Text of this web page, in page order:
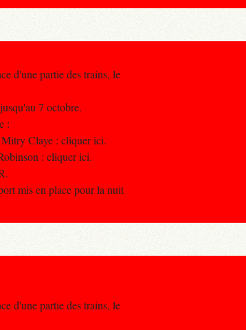
d'une partie des trains, le
7 octobre.
:
Claye : cliquer ici.
: cliquer ici.
mis en place pour la nuit
d'une partie des trains, le